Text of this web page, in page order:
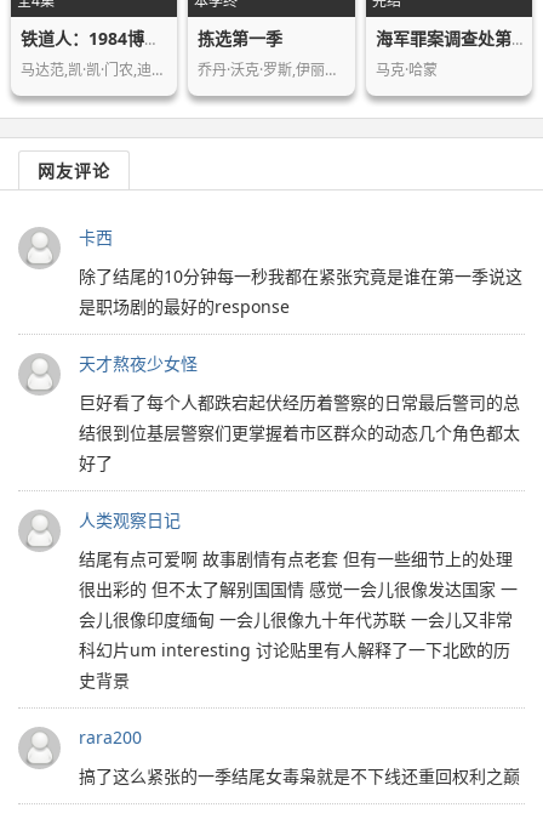
铁道人：1984博帕尔事件第一季
马达范,凯·凯·门农,迪韦严杜·沙玛,…
拣选第一季
乔丹·沃克·罗斯,伊丽莎白·塔比什,莎…
海军罪案调查处第十六季
马克·哈蒙
网友评论
卡西
除了结尾的10分钟每一秒我都在紧张究竟是谁在第一季说这
是职场剧的最好的response
天才熬夜少女怪
巨好看了每个人都跌宕起伏经历着警察的日常最后警司的总
结很到位基层警察们更掌握着市区群众的动态几个角色都太
好了
人类观察日记
结尾有点可爱啊 故事剧情有点老套 但有一些细节上的处理
很出彩的 但不太了解别国国情 感觉一会儿很像发达国家 一
会儿很像印度缅甸 一会儿很像九十年代苏联 一会儿又非常
科幻片um interesting 讨论贴里有人解释了一下北欧的历
史背景
rara200
搞了这么紧张的一季结尾女毒枭就是不下线还重回权利之巅